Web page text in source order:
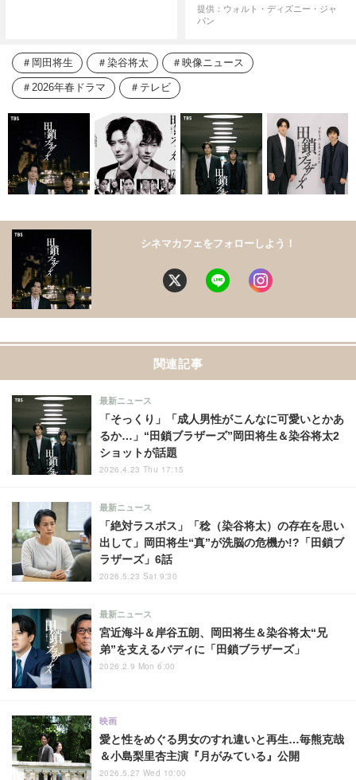
提供：ウォルト・ディズニー・ジャ
パン
岡田将生 染谷将太 映像ニュース
2026年春ドラマ テレビ
シネマカフェをフォローしよう！
関連記事
「そっくり」「成人男性がこんなに可愛いとかあ
るか…」“田鎖ブラザーズ”岡田将生＆染谷将太2
ショットが話題
最新ニュース
2026.4.23 Thu 17:15
「絶対ラスボス」「稔（染谷将太）の存在を思い
出して」岡田将生“真”が洗脳の危機か!?「田鎖ブ
ラザーズ」6話
最新ニュース
2026.5.23 Sat 9:30
宮近海斗＆岸谷五朗、岡田将生＆染谷将太“兄
弟”を支えるバディに「田鎖ブラザーズ」
最新ニュース
2026.2.9 Mon 6:00
愛と性をめぐる男女のすれ違いと再生…毎熊克哉
＆小島梨里杏主演『月がみている』公開
映画
2026.5.27 Wed 10:00